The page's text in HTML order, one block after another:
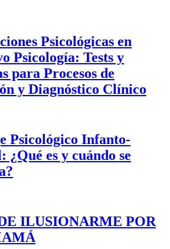
Psicológicas en
Psicología: Tests y
para Procesos de
y Diagnóstico Clínico
Psicológico Infanto-
¿Qué es y cuándo se
ILUSIONARME POR